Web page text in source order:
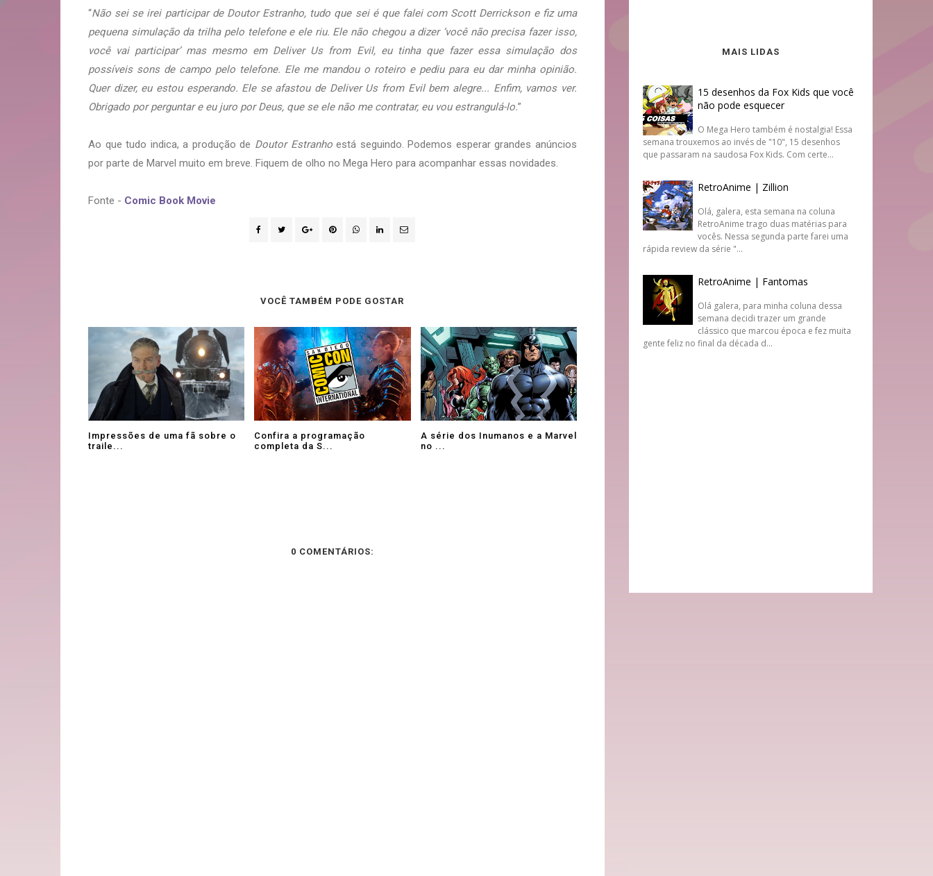
“Não sei se irei participar de Doutor Estranho, tudo que sei é que falei com Scott Derrickson e fiz uma
pequena simulação da trilha pelo telefone e ele riu. Ele não chegou a dizer ‘você não precisa fazer isso,
você vai participar’ mas mesmo em Deliver Us from Evil, eu tinha que fazer essa simulação dos
possíveis sons de campo pelo telefone. Ele me mandou o roteiro e pediu para eu dar minha opinião.
Quer dizer, eu estou esperando. Ele se afastou de Deliver Us from Evil bem alegre... Enfim, vamos ver.
Obrigado por perguntar e eu juro por Deus, que se ele não me contratar, eu vou estrangulá-lo.”
Ao que tudo indica, a produção de Doutor Estranhoestá seguindo. Podemos esperar grandes anúncios
por parte de Marvel muito em breve. Fiquem de olho no Mega Hero para acompanhar essas novidades.
Fonte - Comic Book Movie
VOCÊ TAMBÉM PODE GOSTAR
Impressões de uma fã sobre o
traile...
Confira a programação
completa da S...
A série dos Inumanos e a Marvel
no ...
0 COMENTÁRIOS:
MAIS LIDAS
15 desenhos da Fox Kids que você
não pode esquecer
O Mega Hero também é nostalgia! Essa
semana trouxemos ao invés de "10", 15 desenhos
que passaram na saudosa Fox Kids. Com certe...
RetroAnime | Zillion
Olá, galera, esta semana na coluna
RetroAnime trago duas matérias para
vocês. Nessa segunda parte farei uma
rápida review da série "...
RetroAnime | Fantomas
Olá galera, para minha coluna dessa
semana decidi trazer um grande
clássico que marcou época e fez muita
gente feliz no final da década d...